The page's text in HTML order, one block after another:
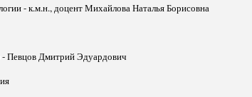
- к.м.н., доцент Михайлова Наталья Борисовна
- Певцов Дмитрий Эдуардович